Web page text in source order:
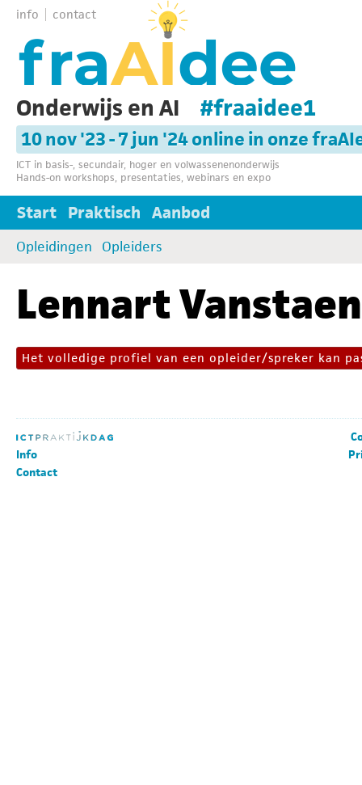
info contact
Onderwijs en AI #fraaidee1
10 nov '23 - 7 jun '24 online in onze
ICT in basis-, secundair, hoger en volwassenenonderwijs
Hands-on workshops, presentaties, webinars en expo
Start Praktisch Aanbod
Opleidingen Opleiders
Lennart Vanstaen
Het volledige profiel van een opleider/spreker kan
Info
Contact